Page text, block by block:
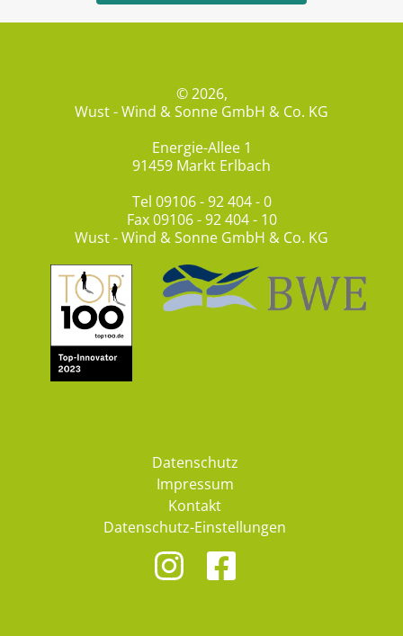
© 2026,
Wust - Wind & Sonne GmbH & Co. KG
Energie-Allee 1
91459 Markt Erlbach
Tel 09106 - 92 404 - 0
Fax 09106 - 92 404 - 10
Wust - Wind & Sonne GmbH & Co. KG
Datenschutz
Impressum
Kontakt
Datenschutz-Einstellungen